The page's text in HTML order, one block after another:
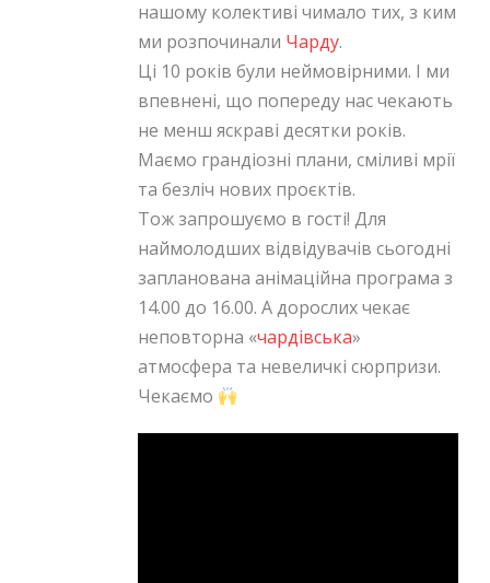
нашому колективі чимало тих, з ким
ми розпочинали Чарду.
Ці 10 років були неймовірними. І ми
впевнені, що попереду нас чекають
не менш яскраві десятки років.
Маємо грандіозні плани, сміливі мрії
та безліч нових проєктів.
Тож запрошуємо в гості! Для
наймолодших відвідувачів сьогодні
запланована анімаційна програма з
14.00 до 16.00. А дорослих чекає
неповторна «чардівська»
атмосфера та невеличкі сюрпризи.
Чекаємо